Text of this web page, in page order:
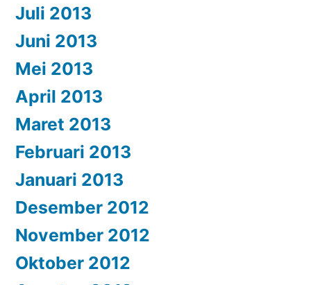
Juli 2013
Juni 2013
Mei 2013
April 2013
Maret 2013
Februari 2013
Januari 2013
Desember 2012
November 2012
Oktober 2012